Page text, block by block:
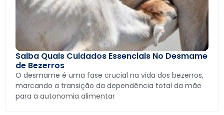
Saiba Quais Cuidados Essenciais No Desmame
de Bezerros
O desmame é uma fase crucial na vida dos bezerros,
marcando a transição da dependência total da mãe
para a autonomia alimentar